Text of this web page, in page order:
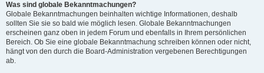
Was sind globale Bekanntmachungen?
Globale Bekanntmachungen beinhalten wichtige Informationen, deshalb
sollten Sie sie so bald wie möglich lesen. Globale Bekanntmachungen
erscheinen ganz oben in jedem Forum und ebenfalls in Ihrem persönlichen
Bereich. Ob Sie eine globale Bekanntmachung schreiben können oder nicht,
hängt von den durch die Board-Administration vergebenen Berechtigungen
ab.